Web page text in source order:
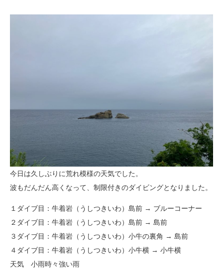
今日は久しぶりに荒れ模様の天気でした。
波もだんだん高くなって、制限付きのダイビングとなりました。
１ダイブ目：牛着岩（うしつきいわ）島前 → ブルーコーナー
２ダイブ目：牛着岩（うしつきいわ）島前 → 島前
３ダイブ目：牛着岩（うしつきいわ）小牛の裏角 → 島前
４ダイブ目：牛着岩（うしつきいわ）小牛横 → 小牛横
天気 小雨時々強い雨